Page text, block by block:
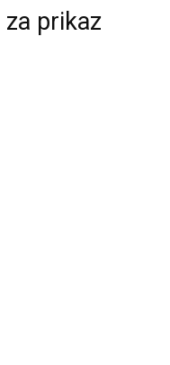
prikaz